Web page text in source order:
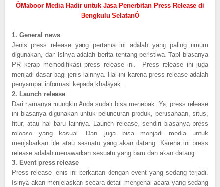
ÒMaboor Media Hadir untuk Jasa Penerbitan Press Release di
Bengkulu SelatanÓ
1. General news
Jenis press release yang pertama ini adalah yang paling umum
digunakan, dan isinya adalah berita tentang peristiwa. Tapi biasanya
PR kerap memodifikasi press release ini. Press release ini juga
menjadi dasar bagi jenis lainnya. Hal ini karena press release adalah
penyampai informasi kepada khalayak.
2. Launch release
Dari namanya mungkin Anda sudah bisa menebak. Ya, press release
ini biasanya digunakan untuk peluncuran produk, perusahaan, situs,
fitur, atau hal baru lainnya. Launch release, sendiri biasanya press
release yang kasual. Dan juga bisa menjadi media untuk
menjabarkan ide atau sesuatu yang akan datang. Karena ini press
release adalah menawarkan sesuatu yang baru dan akan datang.
3. Event press release
Press release jenis ini berkaitan dengan event yang sedang terjadi.
Isinya akan menjelaskan secara detail mengenai acara yang sedang